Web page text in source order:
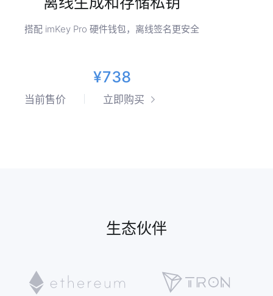
搭配 imKey Pro 硬件钱包，离线签名更安全
¥738
当前售价 立即购买
生态伙伴